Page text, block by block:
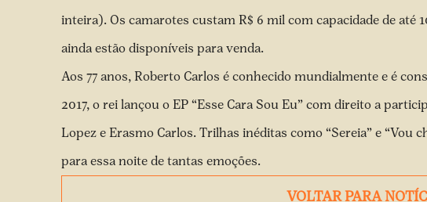
inteira). Os camarotes custam R$ 6 mil com capacidade de até
ainda estão disponíveis para venda.
Aos 77 anos, Roberto Carlos é conhecido mundialmente e é
2017, o rei lançou o EP “Esse Cara Sou Eu” com direito a
Lopez e Erasmo Carlos. Trilhas inéditas como “Sereia” e “Vou
para essa noite de tantas emoções.
VOLTAR PARA